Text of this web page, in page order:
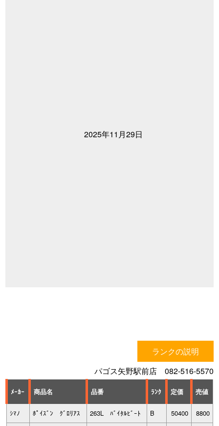
2025年11月29日
ランクの説明
パゴス矢野駅前店 082-516-5570
ﾒｰｶｰ 商品名 品番 ﾗﾝｸ 定価 売値
ｼﾏﾉ ﾎﾟｲｽﾞﾝ ｸﾞﾛﾘｱｽ 263L ﾊﾞｲﾀﾙﾋﾞｰﾄ B 50400 8800